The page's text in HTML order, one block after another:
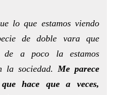
lo que estamos viendo
de doble vara que
de a poco la estamos
la sociedad. Me parece
hace que a veces,